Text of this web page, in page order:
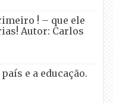
! – que ele
Autor: Carlos
e a educação.